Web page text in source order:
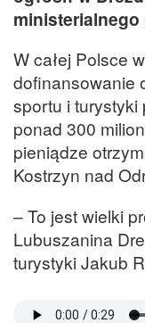
ministerialnego
W całej Polsce
dofinansowanie
sportu i turystyki
ponad 300
pieniądze
Kostrzyn nad
– To jest wielki
Lubuszanina
turystyki Jakub